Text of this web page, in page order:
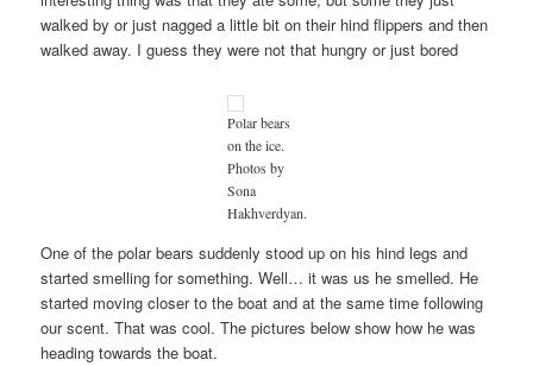
walked by or just nagged a little bit on their hind flippers and then
walked away. I guess they were not that hungry or just bored
Polar bears
on the ice.
Photos by
Sona
Hakhverdyan.
One of the polar bears suddenly stood up on his hind legs and
started smelling for something. Well… it was us he smelled. He
started moving closer to the boat and at the same time following
our scent. That was cool. The pictures below show how he was
heading towards the boat.